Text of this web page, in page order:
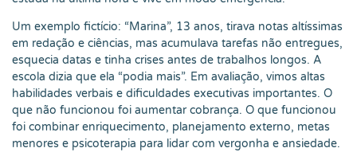
Um exemplo fictício: “Marina”, 13 anos, tirava notas altíssimas
em redação e ciências, mas acumulava tarefas não entregues,
esquecia datas e tinha crises antes de trabalhos longos. A
escola dizia que ela “podia mais”. Em avaliação, vimos altas
habilidades verbais e dificuldades executivas importantes. O
que não funcionou foi aumentar cobrança. O que funcionou
foi combinar enriquecimento, planejamento externo, metas
menores e psicoterapia para lidar com vergonha e ansiedade.